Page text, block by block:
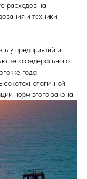
расходов на
и техники
у предприятий и
федерального
же года
норм этого закона.